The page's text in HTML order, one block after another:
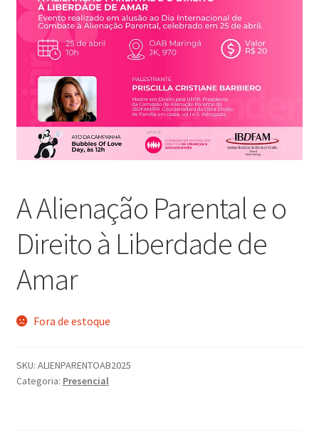
A Alienação Parental e o
Direito à Liberdade de
Amar
Fora de estoque
SKU: ALIENPARENTOAB2025
Categoria: Presencial